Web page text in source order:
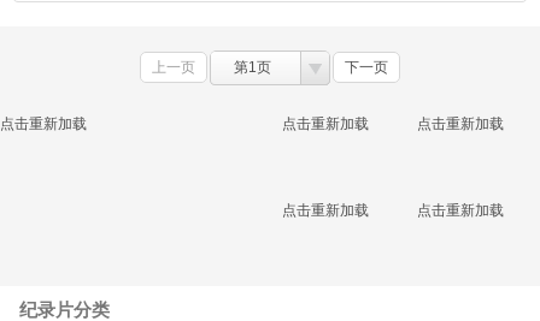
上一页 第1页 下一页
点击重新加载 点击重新加载 点击重新加载
点击重新加载 点击重新加载
纪录片分类